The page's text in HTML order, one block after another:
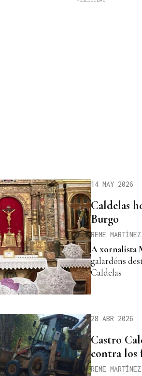
14 MAY 2026
Caldelas
Burgo
REME MARTÍNEZ
A xornalista
galardóns
Caldelas
28 ABR 2026
Castro
contra los
REME MARTÍNEZ